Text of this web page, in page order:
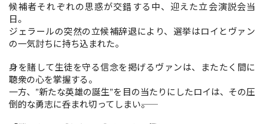
コミックパルフェ
コミックエッセイ
候補者それぞれの思惑が交錯する中、迎えた立会演説会当
日。
ジェラールの突然の立候補辞退により、選挙はロイとヴァン
の一気討ちに持ち込まれた。
身を賭して生徒を守る信念を掲げるヴァンは、またたく間に
聴衆の心を掌握する。
一方、”新たな英雄の誕生”を目の当たりにしたロイは、その圧
倒的な勇志に呑まれ切ってしまい――。